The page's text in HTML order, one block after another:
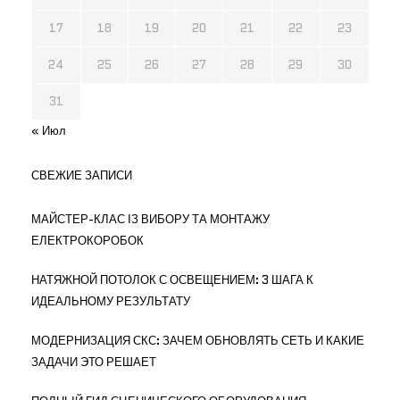
17 18 19 20 21 22 23
24 25 26 27 28 29 30
31
« Июл
СВЕЖИЕ ЗАПИСИ
МАЙСТЕР-КЛАС ІЗ ВИБОРУ ТА МОНТАЖУ
ЕЛЕКТРОКОРОБОК
НАТЯЖНОЙ ПОТОЛОК С ОСВЕЩЕНИЕМ: 3 ШАГА К
ИДЕАЛЬНОМУ РЕЗУЛЬТАТУ
МОДЕРНИЗАЦИЯ СКС: ЗАЧЕМ ОБНОВЛЯТЬ СЕТЬ И КАКИЕ
ЗАДАЧИ ЭТО РЕШАЕТ